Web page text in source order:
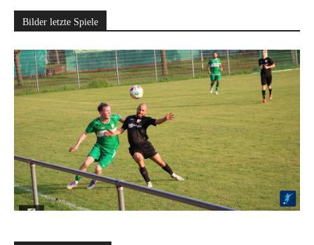
Bilder letzte Spiele